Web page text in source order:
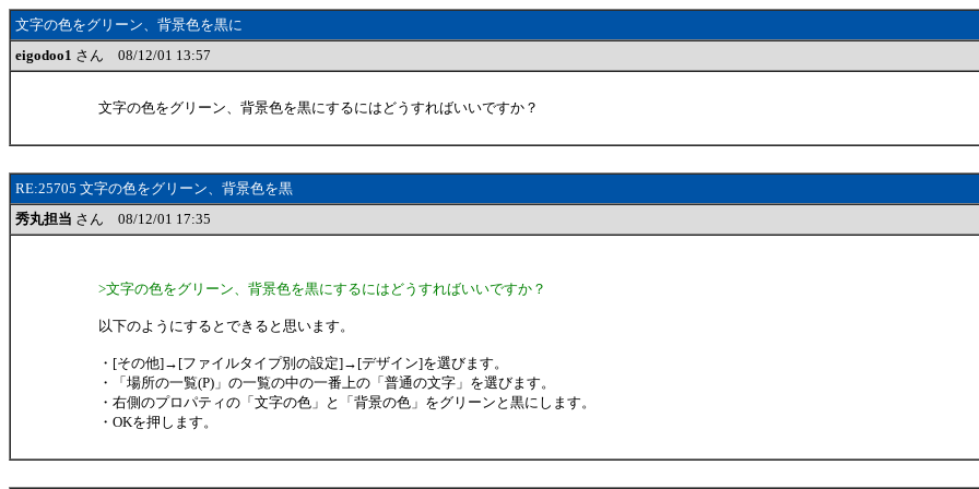
文字の色をグリーン、背景色を黒に
eigodoo1 さん 08/12/01 13:57
文字の色をグリーン、背景色を黒にするにはどうすればいいですか？
RE:25705 文字の色をグリーン、背景色を黒
秀丸担当 さん 08/12/01 17:35
>文字の色をグリーン、背景色を黒にするにはどうすればいいですか？
以下のようにするとできると思います。
・[その他]→[ファイルタイプ別の設定]→[デザイン]を選びます。
・「場所の一覧(P)」の一覧の中の一番上の「普通の文字」を選びます。
・右側のプロパティの「文字の色」と「背景の色」をグリーンと黒にします。
・OKを押します。